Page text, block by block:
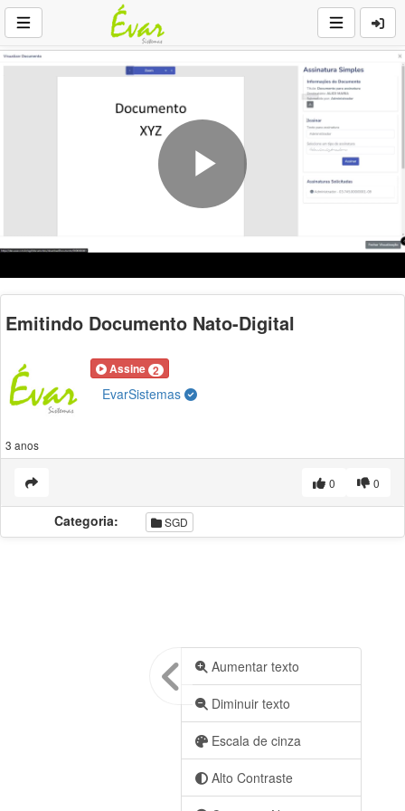
Play
Video
Emitindo Documento Nato-Digital
Assine 2
EvarSistemas
3 anos
0
0
Categoria: SGD
Aumentar texto
Diminuir texto
Escala de cinza
Alto Contraste